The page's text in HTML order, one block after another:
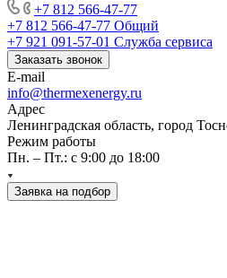
+7 812 566-47-77
+7 812 566-47-77 Общий
+7 921 091-57-01 Служба сервиса
Заказать звонок
E-mail
info@thermexenergy.ru
Адрес
Ленинградская область, город
Режим работы
Пн. – Пт.: с 9:00 до 18:00
Заявка на подбор